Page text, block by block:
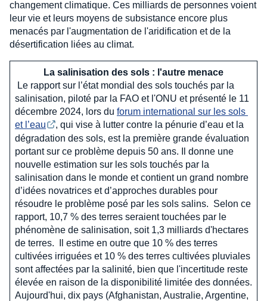
changement climatique. Ces milliards de personnes voient
leur vie et leurs moyens de subsistance encore plus
menacés par l'augmentation de l'aridification et de la
désertification liées au climat.
La salinisation des sols : l'autre menace
Le rapport sur l’état mondial des sols touchés par la
salinisation, piloté par la FAO et l'ONU et présenté le 11
décembre 2024, lors du forum international sur les sols
et l’eau
, qui vise à lutter contre la pénurie d’eau et la
dégradation des sols, est la première grande évaluation
portant sur ce problème depuis 50 ans. Il donne une
nouvelle estimation sur les sols touchés par la
salinisation dans le monde et contient un grand nombre
d’idées novatrices et d’approches durables pour
résoudre le problème posé par les sols salins. Selon ce
rapport, 10,7 % des terres seraient touchées par le
phénomène de salinisation, soit 1,3 milliards d'hectares
de terres. Il estime en outre que 10 % des terres
cultivées irriguées et 10 % des terres cultivées pluviales
sont affectées par la salinité, bien que l'incertitude reste
élevée en raison de la disponibilité limitée des données.
Aujourd'hui, dix pays (Afghanistan, Australie, Argentine,